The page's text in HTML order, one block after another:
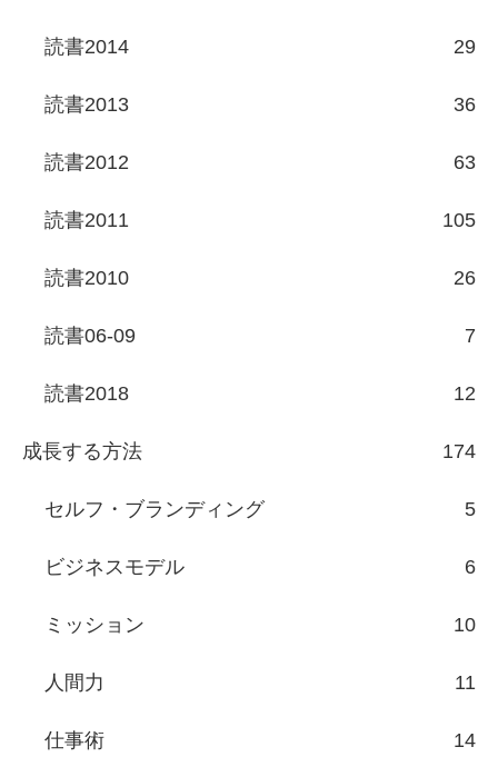
読書2014 29
読書2013 36
読書2012 63
読書2011 105
読書2010 26
読書06-09 7
読書2018 12
成長する方法 174
セルフ・ブランディング 5
ビジネスモデル 6
ミッション 10
人間力 11
仕事術 14